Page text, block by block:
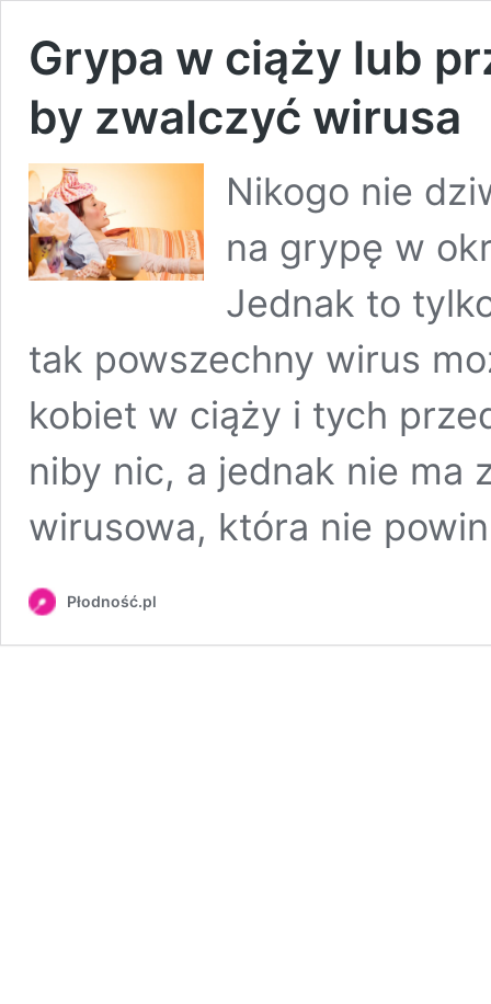
Grypa w ciąży lub
by zwalczyć wirusa
Nikogo nie
na grypę w
Jednak to
tak powszechny wirus
kobiet w ciąży i tych
niby nic, a jednak nie ma
wirusowa, która nie
Płodność.pl